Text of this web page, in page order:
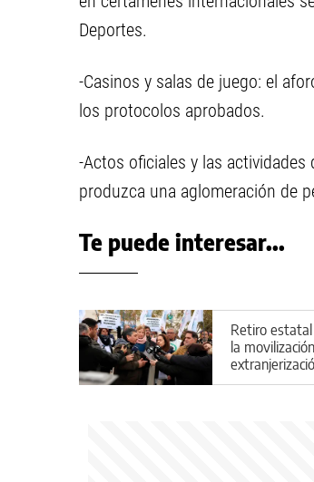
Deportes.
-Casinos y salas de juego: el
los protocolos aprobados.
-Actos oficiales y las
produzca una aglomeración de
Te puede interesar...
Retiro
la
el horario